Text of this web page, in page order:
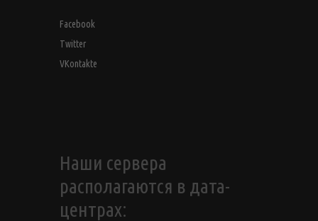
Facebook
Twitter
VKontakte
Наши сервера
располагаются в дата-
центрах: